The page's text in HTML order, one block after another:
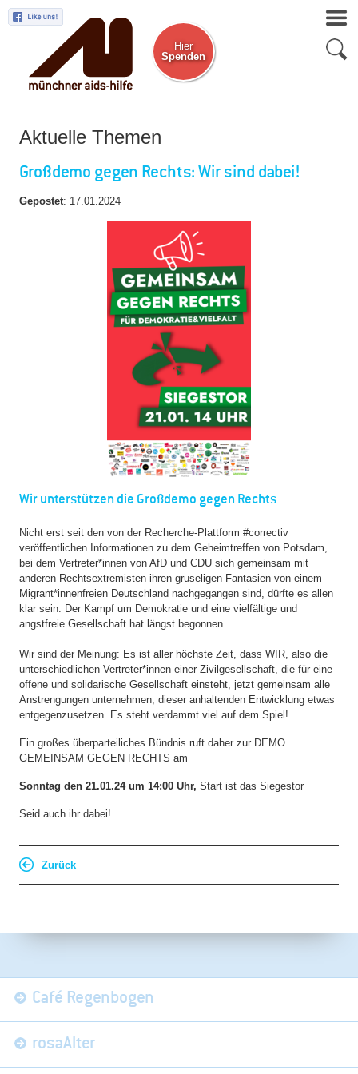
Hier
Spenden
Aktuelle Themen
Großdemo gegen Rechts: Wir sind dabei!
Gepostet: 17.01.2024
Wir unterstützen die Großdemo gegen Rechts
Nicht erst seit den von der Recherche-Plattform #correctiv
veröffentlichen Informationen zu dem Geheimtreffen von Potsdam,
bei dem Vertreter*innen von AfD und CDU sich gemeinsam mit
anderen Rechtsextremisten ihren gruseligen Fantasien von einem
Migrant*innenfreien Deutschland nachgegangen sind, dürfte es allen
klar sein: Der Kampf um Demokratie und eine vielfältige und
angstfreie Gesellschaft hat längst begonnen.
Wir sind der Meinung: Es ist aller höchste Zeit, dass WIR, also die
unterschiedlichen Vertreter*innen einer Zivilgesellschaft, die für eine
offene und solidarische Gesellschaft einsteht, jetzt gemeinsam alle
Anstrengungen unternehmen, dieser anhaltenden Entwicklung etwas
entgegenzusetzen. Es steht verdammt viel auf dem Spiel!
Ein großes überparteiliches Bündnis ruft daher zur DEMO
GEMEINSAM GEGEN RECHTS am
Sonntag den 21.01.24 um 14:00 Uhr, Start ist das Siegestor
Seid auch ihr dabei!
Zurück
überspringenCafé Regenbogen
rosaAlter